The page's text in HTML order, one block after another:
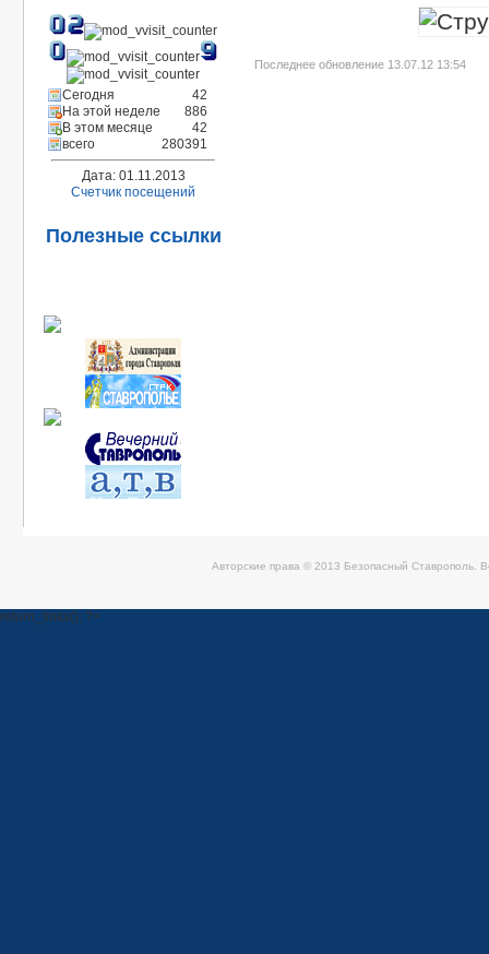
Сегодня
42
На этой неделе
886
В этом месяце
42
всего
280391
Дата: 01.11.2013
Счетчик посещений
Полезные ссылки
Последнее обновление 13.07.12 13:54
Авторские права © 2013 Безопасный Ставрополь.
return_links(); ?>